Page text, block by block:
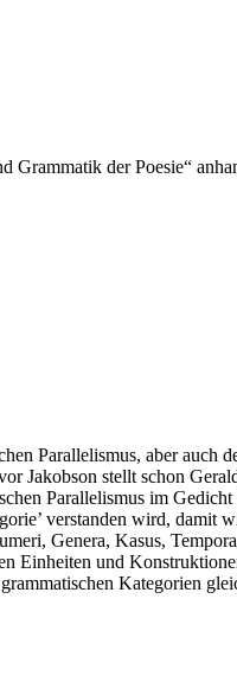
der Poesie“
Parallelismus, aber auch
Jakobson stellt schon
Parallelismus im
verstanden wird, damit
Genera, Kasus,
Einheiten und
Kategorien